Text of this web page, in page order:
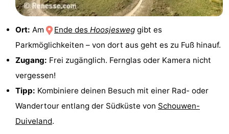
Route
-
Parken
Reisebuchshop
Medizin
Adressen
Region
Südholland
Ort: Am Ende desHoosjesweg gibt es
Parkmöglichkeiten – von dort aus geht es zu Fuß hinauf.
Zugang: Frei zugänglich. Fernglas oder Kamera nicht
vergessen!
Tipp: Kombiniere deinen Besuch mit einer Rad- oder
Wandertour entlang der Südküste von Schouwen-
Duiveland.